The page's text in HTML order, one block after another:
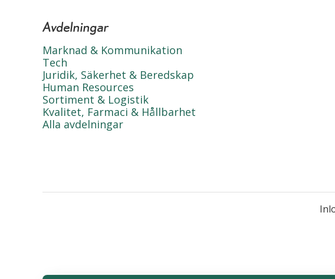
Avdelningar
Marknad & Kommunikation
Tech
Juridik, Säkerhet & Beredskap
Human Resources
Sortiment & Logistik
Kvalitet, Farmaci & Hållbarhet
Alla avdelningar